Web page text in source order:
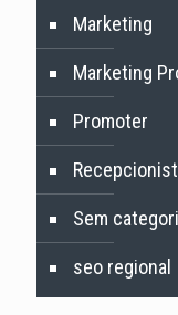
Marketing
Marketing
Promoter
Sem
seo regional